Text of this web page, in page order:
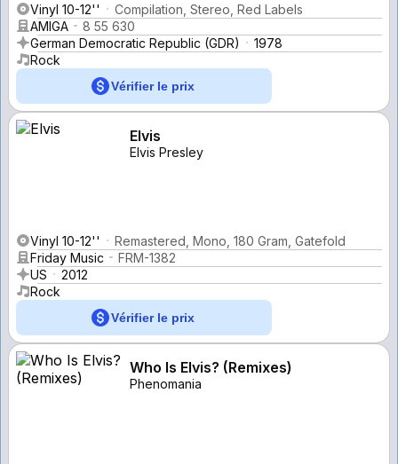
Vinyl 10-12''
Compilation, Stereo, Red Labels
AMIGA
8 55 630
German Democratic Republic (GDR)
1978
Rock
Vérifier le prix
Elvis
Elvis Presley
Vinyl 10-12''
Remastered, Mono, 180 Gram, Gatefold
Friday Music
FRM-1382
US
2012
Rock
Vérifier le prix
Who Is Elvis? (Remixes)
Phenomania